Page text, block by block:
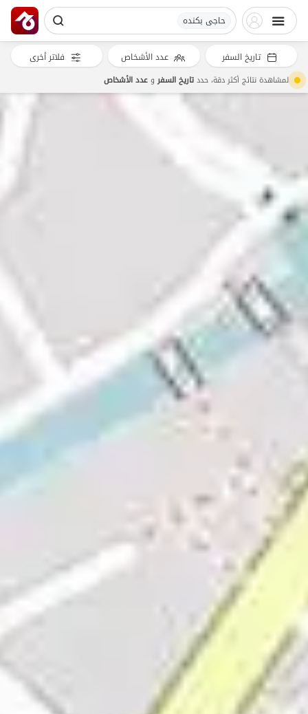
حاجی بکنده
تاريخ السفر عدد الأشخاص فلاتر أخرى
لمشاهدة نتائج أكثر دقة، حددتاريخ السفروعدد الأشخاص